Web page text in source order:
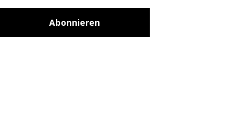
Abonnieren